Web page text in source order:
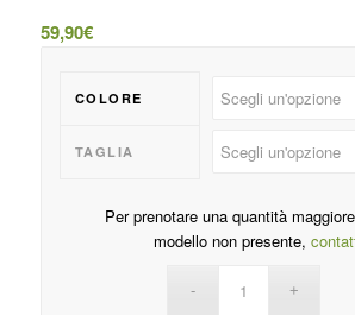
59,90€
COLORE
TAGLIA
Per prenotare una quantità
modello non presente,